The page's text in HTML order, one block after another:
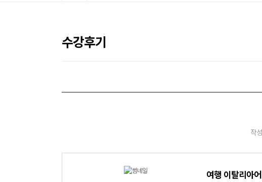
뉴
수강후기
작
여행 이탈리아어